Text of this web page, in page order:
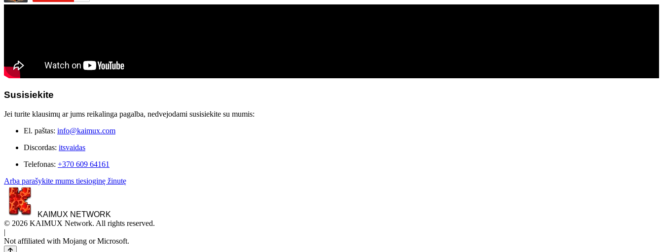
Susisiekite
Jei turite klausimų ar jums reikalinga pagalba, nedvejodami susisiekite su mumis:
El. paštas: info@kaimux.com
Discordas: itsvaidas
Telefonas: +370 609 64161
Arba parašykite mums tiesioginę žinutę
KAIMUX NETWORK
© 2026 KAIMUX Network. All rights reserved.
|
Not affiliated with Mojang or Microsoft.